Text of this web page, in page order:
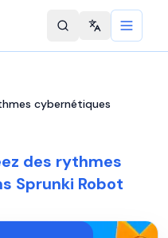
Change
cybernétiques
des rythmes
Sprunki Robot